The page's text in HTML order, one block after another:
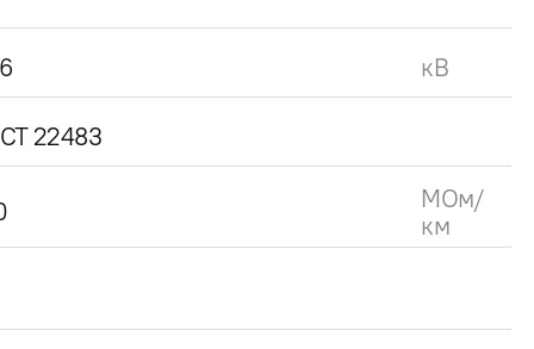
кВ
22483
МОм/
км